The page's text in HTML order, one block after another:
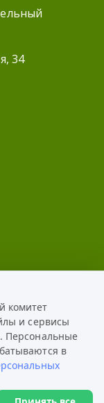
34
комитет
и сервисы
Персональные
в